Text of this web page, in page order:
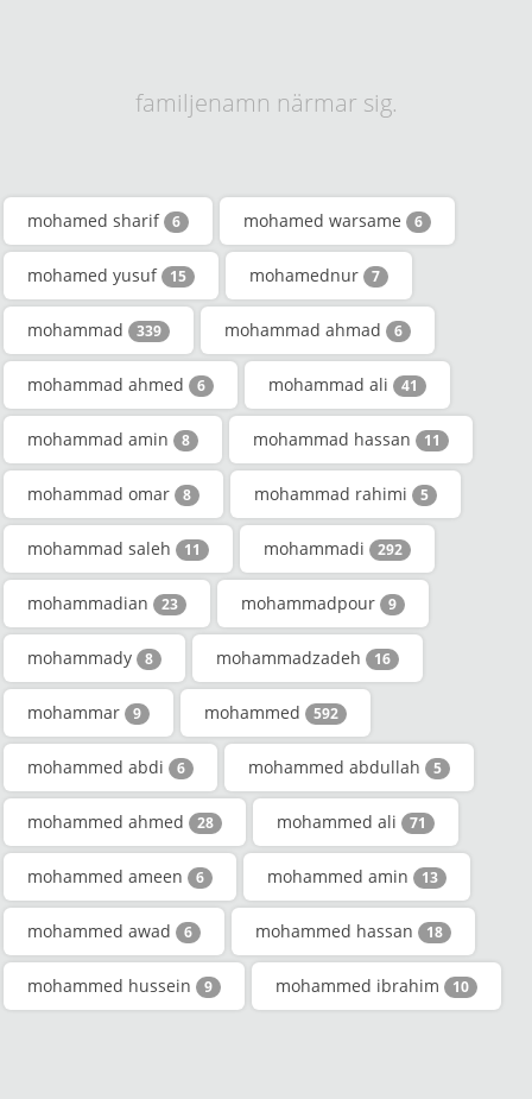
familjenamn närmar sig.
mohamed sharif 6 mohamed warsame 6
mohamed yusuf 15 mohamednur 7
mohammad 339 mohammad ahmad 6
mohammad ahmed 6 mohammad ali 41
mohammad amin 8 mohammad hassan 11
mohammad omar 8 mohammad rahimi 5
mohammad saleh 11 mohammadi 292
mohammadian 23 mohammadpour 9
mohammady 8 mohammadzadeh 16
mohammar 9 mohammed 592
mohammed abdi 6 mohammed abdullah 5
mohammed ahmed 28 mohammed ali 71
mohammed ameen 6 mohammed amin 13
mohammed awad 6 mohammed hassan 18
mohammed hussein 9 mohammed ibrahim 10